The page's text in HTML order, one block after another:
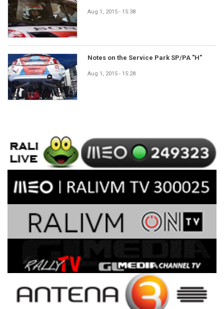
Aug 1, 2015 - 15:38
Notes on the Service Park SP/PA "H"
Aug 1, 2015 - 15:28